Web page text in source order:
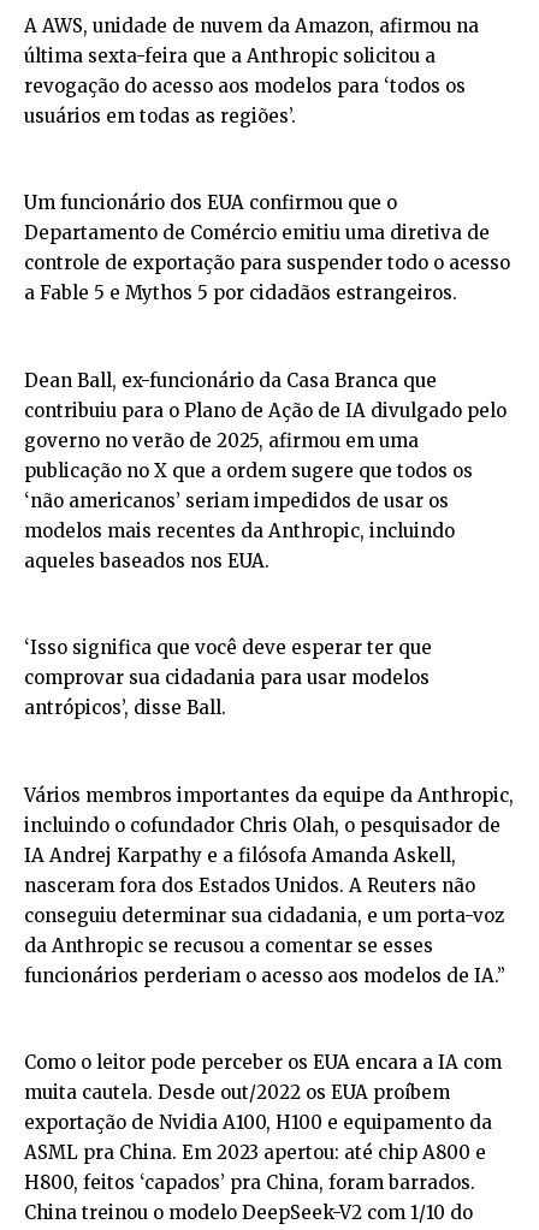
A AWS, unidade de nuvem da Amazon, afirmou na
última sexta-feira que a Anthropic solicitou a
revogação do acesso aos modelos para ‘todos os
usuários em todas as regiões’.
Um funcionário dos EUA confirmou que o
Departamento de Comércio emitiu uma diretiva de
controle de exportação para suspender todo o acesso
a Fable 5 e Mythos 5 por cidadãos estrangeiros.
Dean Ball, ex-funcionário da Casa Branca que
contribuiu para o Plano de Ação de IA divulgado pelo
governo no verão de 2025, afirmou em uma
publicação no X que a ordem sugere que todos os
‘não americanos’ seriam impedidos de usar os
modelos mais recentes da Anthropic, incluindo
aqueles baseados nos EUA.
‘Isso significa que você deve esperar ter que
comprovar sua cidadania para usar modelos
antrópicos’, disse Ball.
Vários membros importantes da equipe da Anthropic,
incluindo o cofundador Chris Olah, o pesquisador de
IA Andrej Karpathy e a filósofa Amanda Askell,
nasceram fora dos Estados Unidos. A Reuters não
conseguiu determinar sua cidadania, e um porta-voz
da Anthropic se recusou a comentar se esses
funcionários perderiam o acesso aos modelos de IA.”
Como o leitor pode perceber os EUA encara a IA com
muita cautela. Desde out/2022 os EUA proíbem
exportação de Nvidia A100, H100 e equipamento da
ASML pra China. Em 2023 apertou: até chip A800 e
H800, feitos ‘capados’ pra China, foram barrados.
China treinou o modelo DeepSeek-V2 com 1/10 do